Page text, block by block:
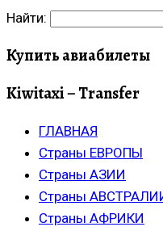
Найти:
Купить авиабилеты
Kiwitaxi – Transfer
ГЛАВНАЯ
Страны ЕВРОПЫ
Страны АЗИИ
Страны
Страны АФРИКИ